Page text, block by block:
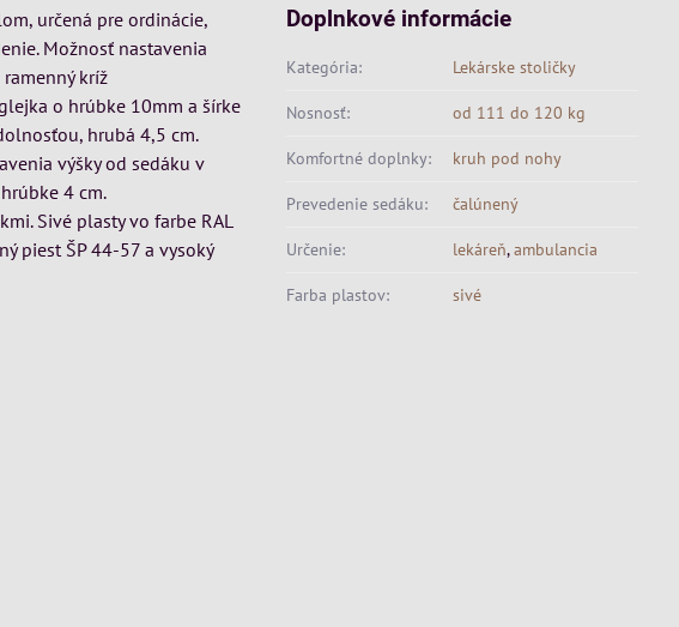
určená pre ordinácie,
Možnosť nastavenia
kríž
o hrúbke 10mm a šírke
hrubá 4,5 cm.
výšky od sedáku v
4 cm.
Sivé plasty vo farbe RAL
piest ŠP 44-57 a vysoký
Doplnkové informácie
Kategória: Lekárske stoličky
Nosnosť: od 111 do 120 kg
Komfortné doplnky: kruh pod nohy
Prevedenie sedáku: čalúnený
Určenie: lekáreň,ambulancia
Farba plastov: sivé